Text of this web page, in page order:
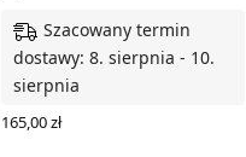
Szacowany termin
dostawy: 8. sierpnia - 10.
sierpnia
165,00zł